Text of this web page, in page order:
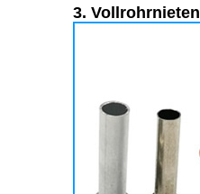
3. Vollrohrnieten